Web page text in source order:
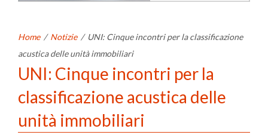
Home / Notizie / UNI: Cinque incontri per la classificazione
acustica delle unità immobiliari
UNI: Cinque incontri per la
classificazione acustica delle
unità immobiliari